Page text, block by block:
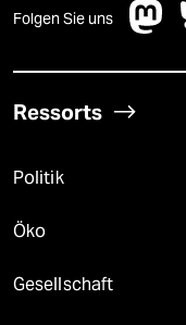
Folgen Sie uns
Ressorts
Politik
Öko
Gesellschaft